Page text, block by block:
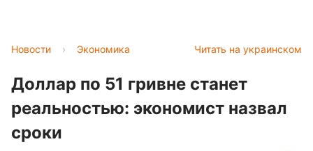
Читать на украинском
Новости › Экономика
Доллар по 51 гривне станет
реальностью: экономист назвал
сроки